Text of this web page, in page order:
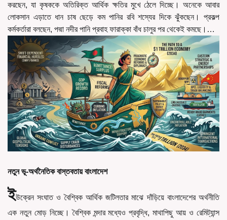
করছেন, যা কৃষককে অতিরিক্ত আর্থিক ক্ষতির মুখে ঠেলে দিচ্ছে। অনেকে আবার
লোকসান এড়াতে ধান চাষ ছেড়ে কম পানির রবি শস্যের দিকে ঝুঁকছেন। প্রকল্প
কর্মকর্তারা বলছেন, পদ্মা নদীর পানি প্রবাহ ফারাক্কা বাঁধ চালুর পর থেকেই কমছে।…
নতুন ভূ-অর্থনৈতিক বাস্তবতায় বাংলাদেশ
ইউক্রেন সংঘাত ও বৈশ্বিক আর্থিক জটিলতার মাঝে দাঁড়িয়ে বাংলাদেশের অর্থনীতি
এক নতুন মোড় নিচ্ছে। বৈশ্বিক মন্দার মধ্যেও প্রবৃদ্ধি, মাথাপিছু আয় ও রেমিট্যান্স